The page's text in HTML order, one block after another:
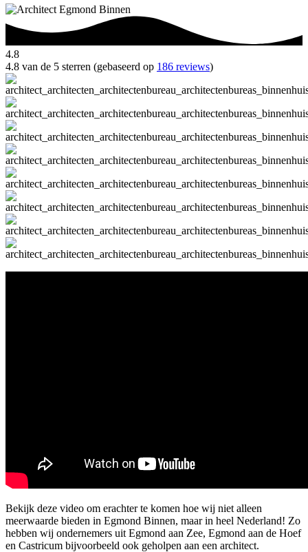
4.8
4.8 van de 5 sterren (gebaseerd op 186 reviews)
Bekijk deze video om erachter te komen hoe wij niet alleen
meerwaarde bieden in Egmond Binnen, maar in heel Nederland! Zo
hebben wij ondernemers uit Egmond aan Zee, Egmond aan de Hoef
en Castricum bijvoorbeeld ook geholpen aan een architect.